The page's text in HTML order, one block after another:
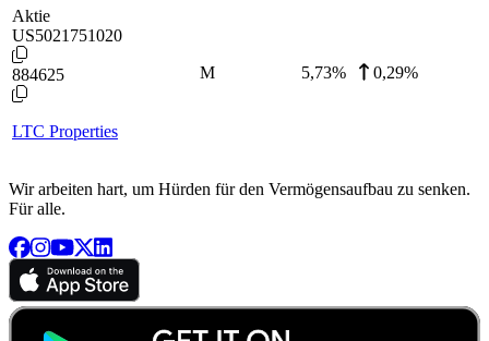
Aktie
US5021751020
884625
LTC Properties
M 5,73% 0,29%
Wir arbeiten hart, um Hürden für den Vermögensaufbau zu senken.
Für alle.